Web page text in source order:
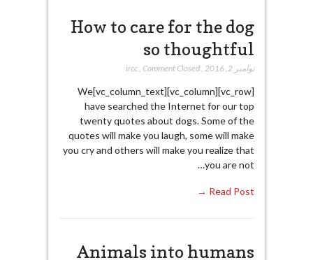
How to care for the dog
so thoughtful
نوامبر 2, 2016 ,
ircc, Comment Closed
[vc_row][vc_column][vc_column_text]We
have searched the Internet for our top
twenty quotes about dogs. Some of the
quotes will make you laugh, some will make
you cry and others will make you realize that
you are not…
Read Post →
Animals into humans